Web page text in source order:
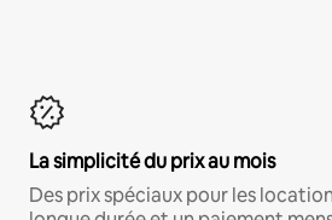
La simplicité du prix au mois
Des prix spéciaux pour les